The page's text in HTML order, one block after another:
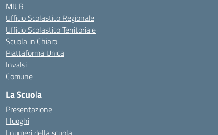
MIUR
Ufficio Scolastico Regionale
Ufficio Scolastico Territoriale
Scuola in Chiaro
Piattaforma Unica
Invalsi
Comune
La Scuola
Presentazione
I luoghi
I numeri della scuola